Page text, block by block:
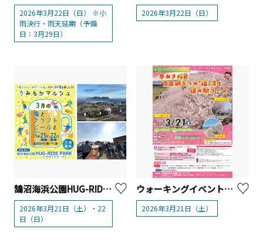
2026年3月22日（日） ※小
雨決行・雨天延期（予備
日：3月29日）
2026年3月22日（日）
鵠沼海浜公園HUG-RIDE PARK（ハグライドパーク）「うみちかマルシェ ～3月の海とクラフトビールと～」
2026年3月21日（土）・22
日（日）
ウォーキングイベント「春めき桜と南足柄5つの「福」寺と道の駅コース」【南足柄市】
2026年3月21日（土）